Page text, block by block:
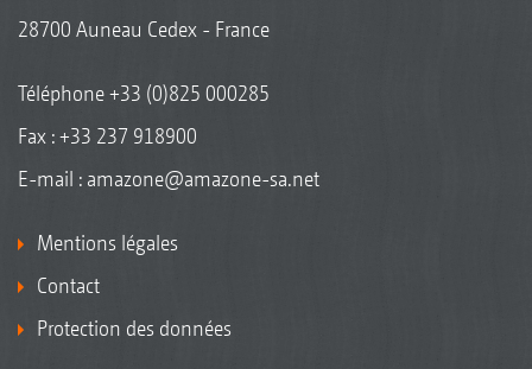
28700 Auneau Cedex - France
Téléphone+33 (0)825 000285
Fax : +33 237 918900
E-mail : amazone@amazone-sa.net
Mentions légales
Contact
Protection des données